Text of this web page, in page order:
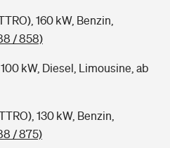
160 kW, Benzin,
/ 858)
kW, Diesel, Limousine, ab
130 kW, Benzin,
/ 875)